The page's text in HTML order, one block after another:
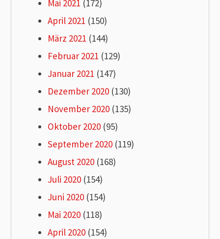
Mai 2021 (172)
April 2021 (150)
März 2021 (144)
Februar 2021 (129)
Januar 2021 (147)
Dezember 2020 (130)
November 2020 (135)
Oktober 2020 (95)
September 2020 (119)
August 2020 (168)
Juli 2020 (154)
Juni 2020 (154)
Mai 2020 (118)
April 2020 (154)